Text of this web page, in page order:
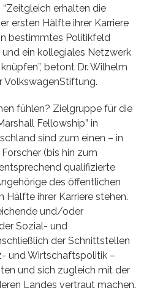
erhalten die
ersten Hälfte ihrer Karriere
bestimmtes Politikfeld
ein kollegiales Netzwerk
betont Dr. Wilhelm
VolkswagenStiftung.
fühlen? Zielgruppe für die
Fellowship” in
sind zum einen – in
(bis hin zum
qualifizierte
des öffentlichen
Hälfte ihrer Karriere stehen.
und/oder
Sozial- und
der Schnittstellen
und Wirtschaftspolitik –
und sich zugleich mit der
Landes vertraut machen.